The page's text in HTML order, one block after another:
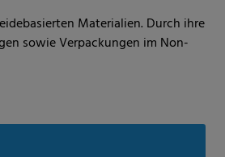
Materialien. Durch ihre
sowie Verpackungen im Non-